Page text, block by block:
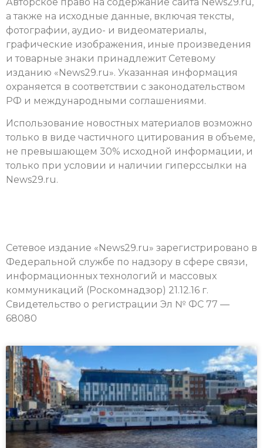
а также на исходные данные, включая тексты,
фотографии, аудио- и видеоматериалы,
графические изображения, иные произведения
и товарные знаки принадлежит Сетевому
изданию «News29.ru». Указанная информация
охраняется в соответствии с законодательством
РФ и международными соглашениями.
Использование новостных материалов возможно
только в виде частичного цитирования в объеме,
не превышающем 30% исходной информации, и
только при условии и наличии гиперссылки на
News29.ru.
Сетевое издание «News29.ru» зарегистрировано в
Федеральной службе по надзору в сфере связи,
информационных технологий и массовых
коммуникаций (Роскомнадзор) 21.12.16 г.
Свидетельство о регистрации Эл № ФС 77 —
68080